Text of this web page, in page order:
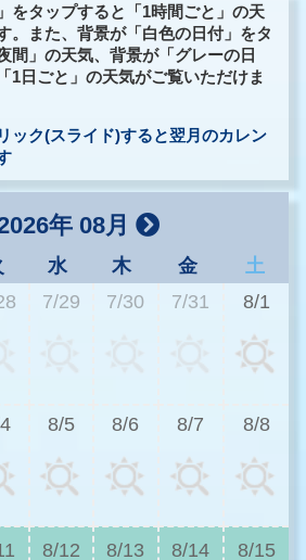
をタップすると「1時間ごと」の天
。また、背景が「白色の日付」をタ
間」の天気、背景が「グレーの日
1日ごと」の天気がご覧いただけま
ック(スライド)すると翌月のカレン
年 08月
水 木 金
土
7/29 7/30 7/31 8/1
8/5 8/6 8/7 8/8
8/12 8/13 8/14 8/15